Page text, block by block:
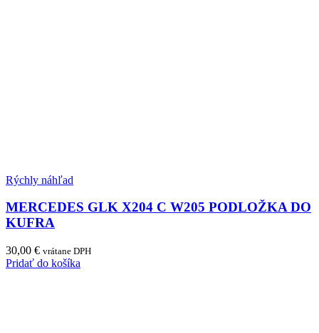
Rýchly náhľad
MERCEDES GLK X204 C W205 PODLOŽKA DO
KUFRA
30,00 € vrátane DPH
Pridať do košíka